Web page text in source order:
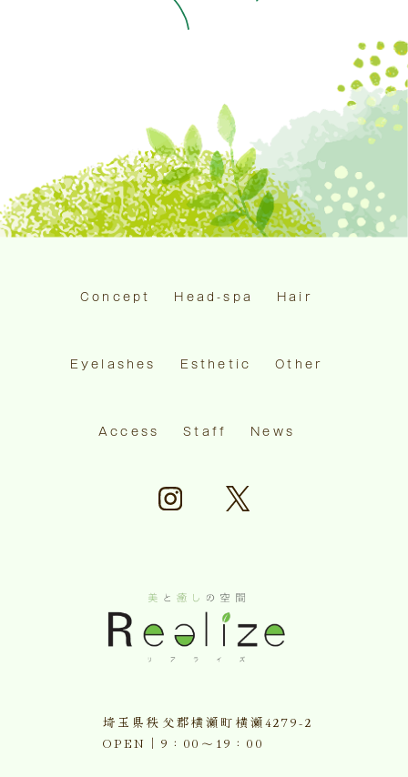
埼玉県秩父郡横瀬町横瀬4279-2
​​​​​​​OPEN｜9：00〜19：00
Concept Head-spa Hair
Eyelashes Esthetic Other
Access Staff News